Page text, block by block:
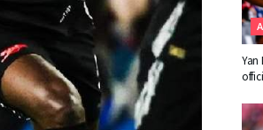
Yan